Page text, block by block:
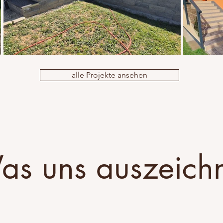
alle Projekte ansehen
uns